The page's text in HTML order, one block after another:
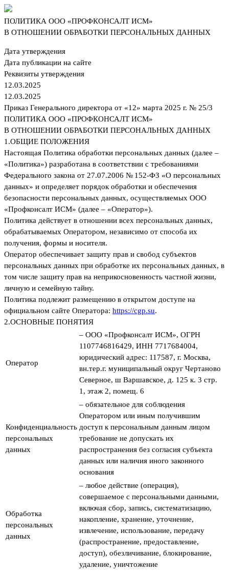
ПОЛИТИКА ООО «ПРОФКОНСАЛТ ИСМ»
В ОТНОШЕНИИ ОБРАБОТКИ ПЕРСОНАЛЬНЫХ ДАННЫХ
Дата утверждения
Дата публикации на сайте
Реквизиты утверждения
12.03.2025
12.03.2025
Приказ Генерального директора от «12» марта 2025 г. № 25/3
ПОЛИТИКА ООО «ПРОФКОНСАЛТ ИСМ»
В ОТНОШЕНИИ ОБРАБОТКИ ПЕРСОНАЛЬНЫХ ДАННЫХ
1.ОБЩИЕ ПОЛОЖЕНИЯ
Настоящая Политика обработки персональных данных (далее –
«Политика») разработана в соответствии с требованиями
Федерального закона от 27.07.2006 № 152-ФЗ «О персональных
данных» и определяет порядок обработки и обеспечения
безопасности персональных данных, осуществляемых ООО
«Профконсалт ИСМ» (далее – «Оператор»).
Политика действует в отношении всех персональных данных,
обрабатываемых Оператором, независимо от способа их
получения, формы и носителя.
Оператор обеспечивает защиту прав и свобод субъектов
персональных данных при обработке их персональных данных, в
том числе защиту прав на неприкосновенность частной жизни,
личную и семейную тайну.
Политика подлежит размещению в открытом доступе на
официальном сайте Оператора: https://cgp.su.
2.ОСНОВНЫЕ ПОНЯТИЯ
Оператор
– ООО «Профконсалт ИСМ», ОГРН
1107746816429, ИНН 7717684004,
юридический адрес: 117587, г. Москва,
вн.тер.г. муниципальный округ Чертаново
Северное, ш Варшавское, д. 125 к. 3 стр.
1, этаж 2, помещ. 6
Конфиденциальность
персональных
данных
– обязательное для соблюдения
Оператором или иным получившим
доступ к персональным данным лицом
требование не допускать их
распространения без согласия субъекта
данных или наличия иного законного
основания
Обработка
персональных
данных
– любое действие (операция),
совершаемое с персональными данными,
включая сбор, запись, систематизацию,
накопление, хранение, уточнение,
извлечение, использование, передачу
(распространение, предоставление,
доступ), обезличивание, блокирование,
удаление, уничтожение